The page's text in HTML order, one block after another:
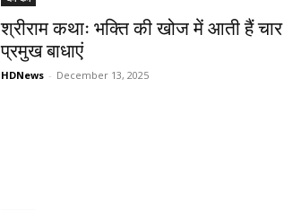
श्रीराम कथाः भक्ति की खोज में आती हैं चार
प्रमुख बाधाएं
HDNews - December 13, 2025